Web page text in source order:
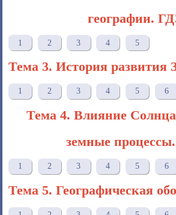
географии.
1 2 3 4 5
Тема 3. История развития
1 2 3 4 5 6
Тема 4. Влияние
земные
1 2 3 4 5 6
Тема 5. Географическая